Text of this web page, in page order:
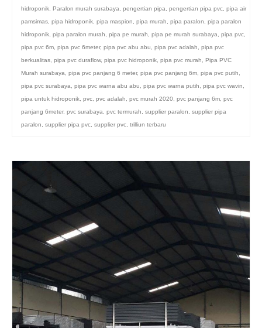
hidroponik Paralon murah surabaya pengertian pipa pengertian pipa pvc pipa air
pamsimas pipa hidroponik pipa maspion pipa murah pipa paralon
pipa paralon
hidroponik pipa paralon murah pipa pe murah pipa pe murah surabaya pipa pvc
pipa pvc 6m pipa pvc 6meter, pipa pvc abu abu pipa pvc adalah
pipa pvc
berkualitas pipa pvc duraflow, pipa pvc hidroponik pipa pvc murah
Pipa PVC
Murah surabaya
pipa pvc panjang 6 meter, pipa pvc panjang 6m pipa pvc putih
pipa pvc surabaya
pipa pvc warna abu abu pipa pvc warna putih pipa pvc wavin
pipa untuk hidroponik pvc pvc adalah pvc murah 2020 pvc panjang 6m pvc
panjang 6meter, pvc surabaya pvc termurah supplier paralon
supplier pipa
paralon
supplier pipa pvc supplier pvc trilliun terbaru